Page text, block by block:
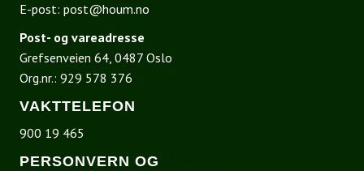
E-post: post@houm.no
Post- og vareadresse
Grefsenveien 64, 0487 Oslo
Org.nr.: 929 578 376
VAKTTELEFON
900 19 465
PERSONVERN OG